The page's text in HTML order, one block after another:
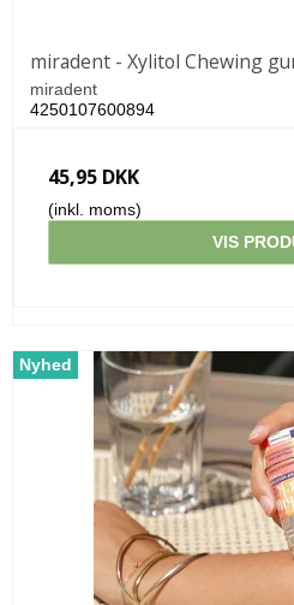
miradent - Xylitol Chewing
miradent
4250107600894
45,95 DKK
(inkl. moms)
VIS
Nyhed